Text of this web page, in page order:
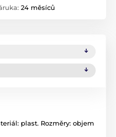
24 měsíců
plast. Rozměry: objem